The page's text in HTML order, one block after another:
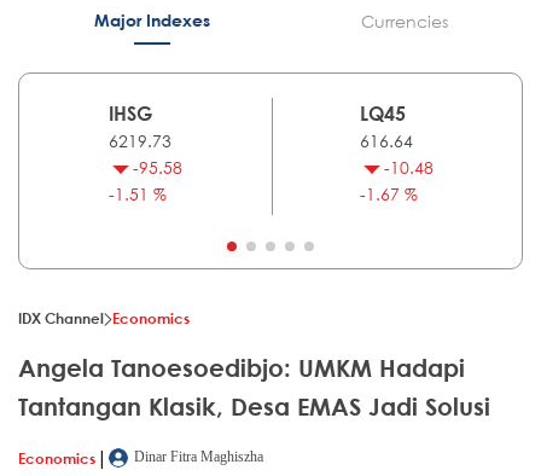
Major Indexes Currencies
IHSG
6219.73
-95.58
-1.51 %
LQ45
616.64
-10.48
-1.67 %
IDX Channel Economics
Angela Tanoesoedibjo: UMKM Hadapi
Tantangan Klasik, Desa EMAS Jadi Solusi
Economics |
Dinar Fitra Maghiszha